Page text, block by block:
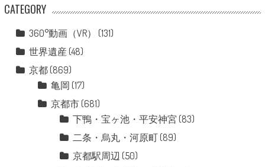
CATEGORY
360°動画（VR）
(131)
世界遺産 (48)
京都(869)
亀岡 (17)
京都市(681)
下鴨・宝ヶ池・平安神宮 (83)
二条・烏丸・河原町(89)
京都駅周辺 (50)